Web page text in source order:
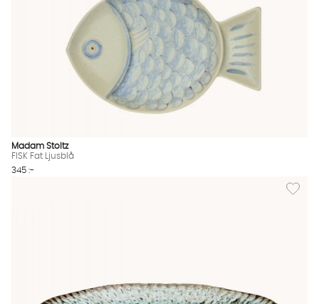
Madam Stoltz
FISK Fat Ljusblå
345 :-
Lägg